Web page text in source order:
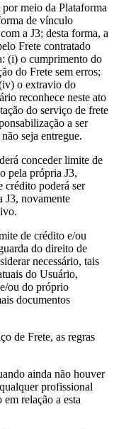
meio da Plataforma
de vínculo
a J3; desta forma, a
Frete contratado
(i) o cumprimento do
do Frete sem erros;
o extravio do
reconhece neste ato
do serviço de frete
a ser
seja entregue.
conceder limite de
pela própria J3,
crédito poderá ser
J3, novamente
de crédito e/ou
do direito de
necessário, tais
do Usuário,
ou do próprio
documentos
de Frete, as regras
ainda não houver
profissional
relação a esta